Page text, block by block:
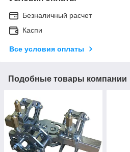
Безналичный расчет
Каспи
Все условия оплаты
Подобные товары компании